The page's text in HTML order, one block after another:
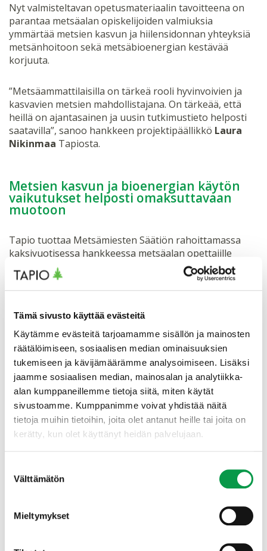
Tämä sivusto käyttää evästeitä
Käytämme evästeitä tarjoamamme sisällön ja mainosten
räätälöimiseen, sosiaalisen median ominaisuuksien
tukemiseen ja kävijämäärämme analysoimiseen. Lisäksi
jaamme sosiaalisen median, mainosalan ja analytiikka-
alan kumppaneillemme tietoja siitä, miten käytät
sivustoamme. Kumppanimme voivat yhdistää näitä
tietoja muihin tietoihin, joita olet antanut heille tai joita on
kerätty, kun olet käyttänyt heidän palvelujaan.
valinta
Välttämätön
Mieltymykset
Nyt valmisteltavan opetusmateriaalin tavoitteena on
parantaa metsäalan opiskelijoiden valmiuksia
ymmärtää metsien kasvun ja hiilensidonnan yhteyksiä
metsänhoitoon sekä metsäbioenergian kestävää
korjuuta.
”Metsäammattilaisilla on tärkeä rooli hyvinvoivien ja
kasvavien metsien mahdollistajana. On tärkeää, että
heillä on ajantasainen ja uusin tutkimustieto helposti
saatavilla”, sanoo hankkeen projektipäällikkö Laura
Nikinmaa Tapiosta.
Metsien kasvun ja bioenergian käytön
vaikutukset helposti omaksuttavaan
muotoon
Tapio tuottaa Metsämiesten Säätiön rahoittamassa
kaksivuotisessa hankkeessa metsäalan opettajille
avoimen opetusmateriaalin, jossa tiivistetään nykytieto
metsien kasvusta ja hiilensidonnasta sekä bioenergian
kestävästä korjuusta helposti omaksuttavaan
Opetusmateriaalista tehdään havainnollistava ja selkeä.
Se helpottaa opettajan työtä ja opetusmateriaalin
hankintaa.
Opetusmateriaalit tulevat avoimeen
käyttöön
metsänomistajat saavat paketista tietoa mm. metsien
kasvuun ja metsäbioenergian korjuun kestävyyteen
metsänhoidolla vaikuttaa.
Materiaali auttaa suunnittelemaan metsissä tehtävät